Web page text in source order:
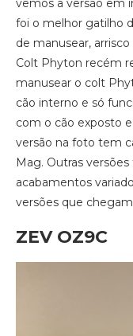
foi o melhor gatilho
de manusear,
Colt Phyton recém
manusear o colt
cão interno e só
com o cão exposto
versão na foto tem
Mag. Outras
acabamentos
versões que
ZEV OZ9C